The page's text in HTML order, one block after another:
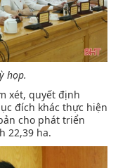
họp.
xét, quyết định
đích khác thực hiện
cho phát triển
22,39 ha.